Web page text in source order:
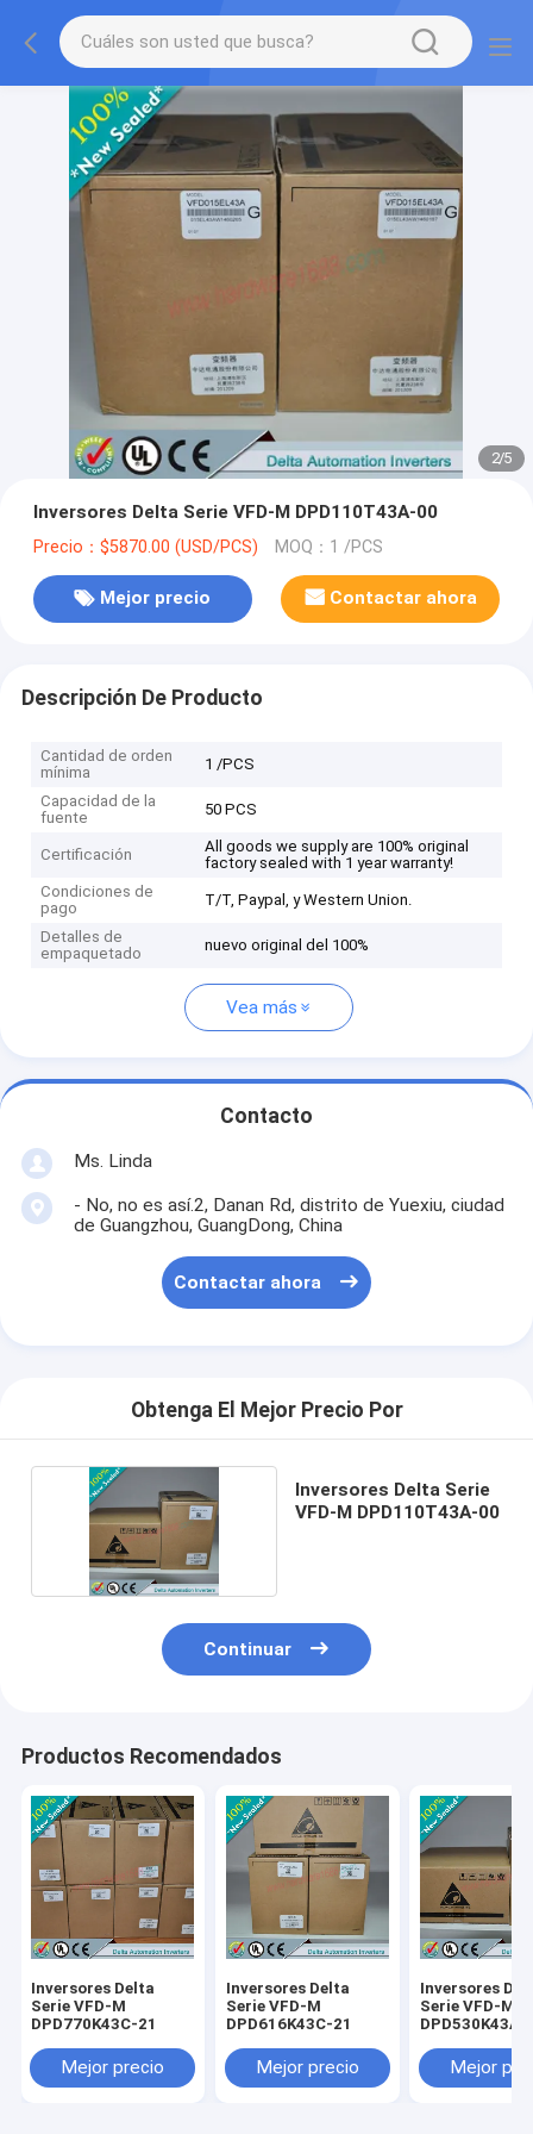
2/5
Inversores Delta Serie VFD-M DPD110T43A-00
Precio：$5870.00 (USD/PCS) MOQ：1 /PCS
Mejor precio Contactar ahora
Descripción De Producto
Cantidad de orden
mínima
1 /PCS
Capacidad de la
fuente
50 PCS
Certificación
All goods we supply are 100% original
factory sealed with 1 year warranty!
Condiciones de
pago
T/T, Paypal, y Western Union.
Detalles de
empaquetado
nuevo original del 100%
Vea más
Contacto
Ms. Linda
- No, no es así.2, Danan Rd, distrito de Yuexiu, ciudad
de Guangzhou, GuangDong, China
Contactar ahora
Obtenga El Mejor Precio Por
Inversores Delta Serie
VFD-M DPD110T43A-00
Continuar
Productos Recomendados
Inversores Delta
Serie VFD-M
DPD770K43C-21
Mejor precio
Inversores Delta
Serie VFD-M
DPD616K43C-21
Mejor precio
Inversores
Serie VFD-M
DPD530K43A-
Mejor